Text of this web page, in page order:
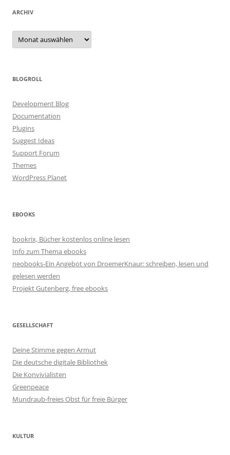
ARCHIV
Archiv
BLOGROLL
Development Blog
Documentation
Plugins
Suggest Ideas
Support Forum
Themes
WordPress Planet
EBOOKS
bookrix, Bücher kostenlos online lesen
Info zum Thema ebooks
neobooks-Ein Angebot von DroemerKnaur: schreiben, lesen und
gelesen werden
Projekt Gutenberg, free ebooks
GESELLSCHAFT
Deine Stimme gegen Armut
Die deutsche digitale Bibliothek
Die Konvivialisten
Greenpeace
Mundraub-freies Obst für freie Bürger
KULTUR